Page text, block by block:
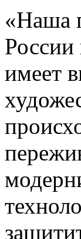
«Наша
России
имеет